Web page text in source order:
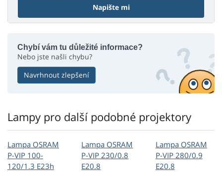
Napište mi
Chybí vám tu důležité informace?
Nebo jste našli chybu?
Navrhnout zlepšení
Lampy pro další podobné projektory
Lampa OSRAM
P-VIP 100-
120/1.3 E23h
Lampa OSRAM
P-VIP 230/0.8
E20.8
Lampa OSRAM
P-VIP 280/0.9
E20.8